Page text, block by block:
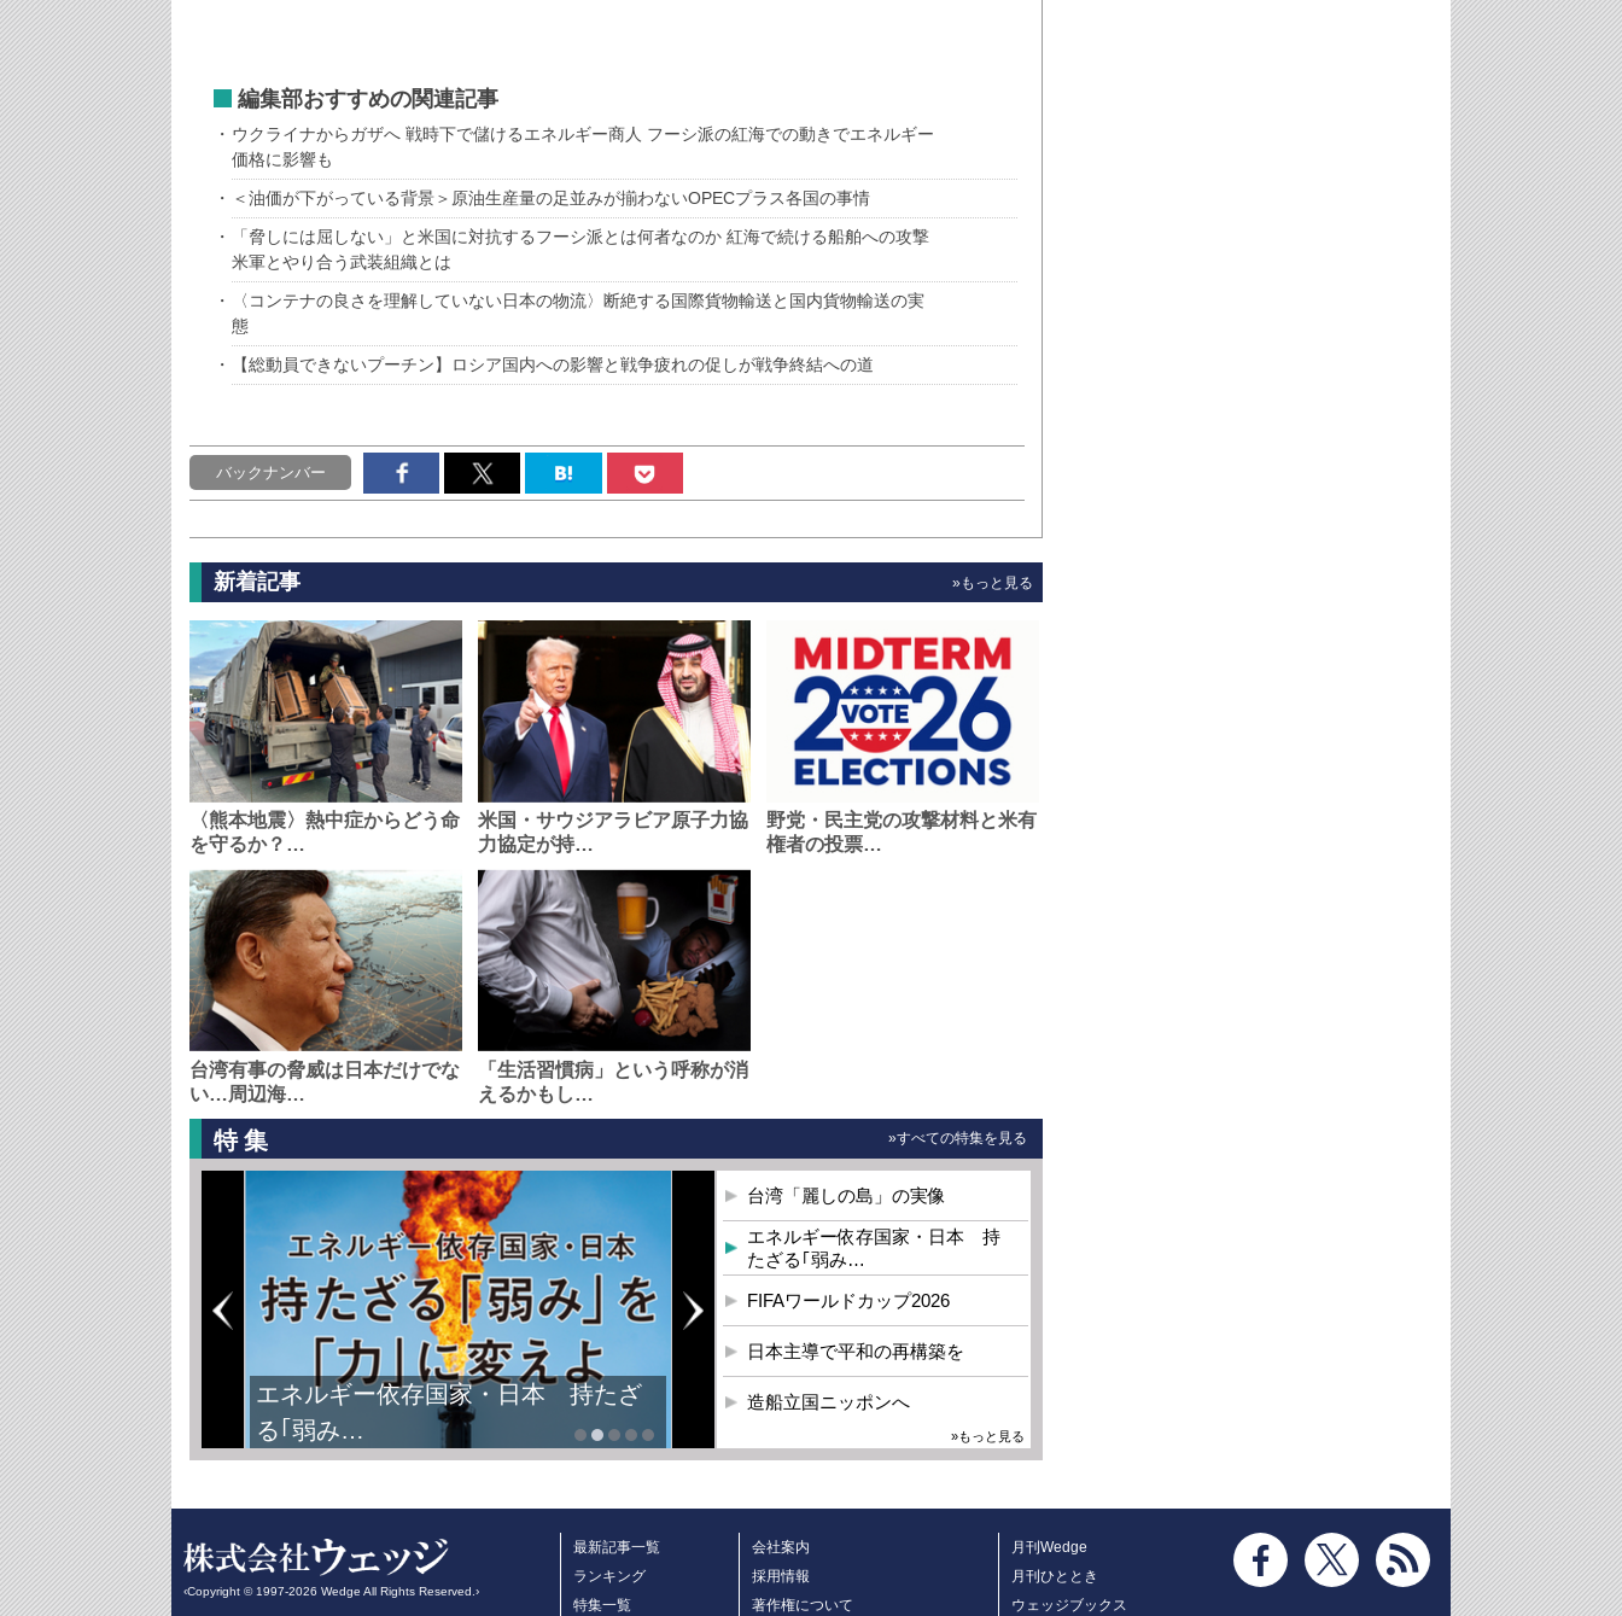
編集部おすすめの関連記事
ウクライナからガザへ 戦時下で儲けるエネルギー商人 フーシ派の紅海での動きでエネルギー
価格に影響も
＜油価が下がっている背景＞原油生産量の足並みが揃わないOPECプラス各国の事情
「脅しには屈しない」と米国に対抗するフーシ派とは何者なのか 紅海で続ける船舶への攻撃
米軍とやり合う武装組織とは
〈コンテナの良さを理解していない日本の物流〉断絶する国際貨物輸送と国内貨物輸送の実
態
【総動員できないプーチン】ロシア国内への影響と戦争疲れの促しが戦争終結への道
バックナンバー
新着記事 »もっと見る
〈熊本地震〉熱中症からどう命
を守るか？…
米国・サウジアラビア原子力協
力協定が持…
野党・民主党の攻撃材料と米有
権者の投票…
台湾有事の脅威は日本だけでな
い…周辺海…
「生活習慣病」という呼称が消
えるかもし…
特集 »すべての特集を見る
エネルギー依存国家・日本 持たざ
る｢弱み…
台湾「麗しの島」の実像
エネルギー依存国家・日本 持
たざる｢弱み…
FIFAワールドカップ2026
日本主導で平和の再構築を
造船立国ニッポンへ
»もっと見る
‹Copyright © 1997-2026 Wedge All Rights Reserved.›
最新記事一覧
ランキング
特集一覧
会社案内
採用情報
著作権について
月刊Wedge
月刊ひととき
ウェッジブックス